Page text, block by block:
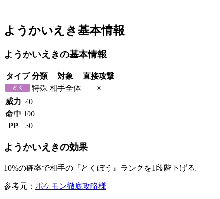
ようかいえき基本情報
ようかいえきの基本情報
タイプ 分類 対象
直接攻撃
特殊 相手全体
×
威力 40
命中 100
PP
30
ようかいえきの効果
10%の確率で相手の『とくぼう』ランクを1段階下げる。
参考元： ポケモン徹底攻略様